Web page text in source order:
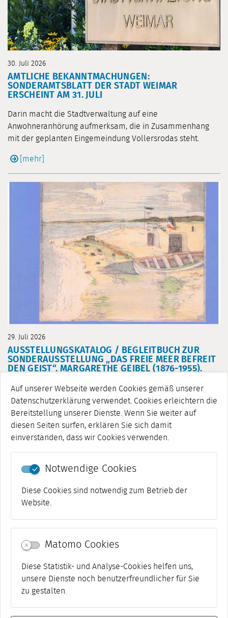
Auf unserer Webseite werden Cookies gemäß unserer
Datenschutzerklärung verwendet. Cookies erleichtern die
Bereitstellung unserer Dienste. Wenn Sie weiter auf
diesen Seiten surfen, erklären Sie sich damit
einverstanden, dass wir Cookies verwenden.
Notwendige Cookies
Diese Cookies sind notwendig zum Betrieb der
Website.
Matomo Cookies
Diese Statistik- und Analyse-Cookies helfen uns,
unsere Dienste noch benutzerfreundlicher für Sie
zu gestalten.
30. Juli 2026
AMTLICHE BEKANNTMACHUNGEN:
SONDERAMTSBLATT DER STADT WEIMAR
ERSCHEINT AM 31. JULI
Darin macht die Stadtverwaltung auf eine
Anwohneranhörung aufmerksam, die in Zusammenhang
mit der geplanten Eingemeindung Vollersrodas steht.
[mehr]
29. Juli 2026
AUSSTELLUNGSKATALOG / BEGLEITBUCH ZUR
SONDERAUSSTELLUNG „DAS FREIE MEER BEFREIT
DEN GEIST“. MARGARETHE GEIBEL (1876-1955).
Das Buch erscheint in einer einmaligen, handschriftlich
nummerierten Auflage von 150 Stück und ist zum Preis von
26 Euro an der Kasse des Stadtmuseums Weimar
erhältlich.
[mehr]